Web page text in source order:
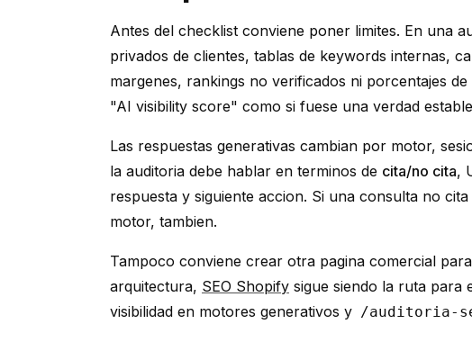
Antes del checklist conviene poner limites. En una
privados de clientes, tablas de keywords internas,
margenes, rankings no verificados ni porcentajes
"AI visibility score" como si fuese una verdad
Las respuestas generativas cambian por motor,
la auditoria debe hablar en terminos de cita/no cita,
respuesta y siguiente accion. Si una consulta no
motor, tambien.
Tampoco conviene crear otra pagina comercial
arquitectura, SEO Shopify sigue siendo la ruta para
visibilidad en motores generativos y /auditoria-